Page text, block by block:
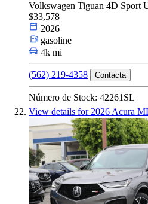
Volkswagen Tiguan 4D Sport
$33,578
2026
gasoline
4k mi
(562) 219-4358 Contacta
Número de Stock: 42261SL
View details for 2026 Acura